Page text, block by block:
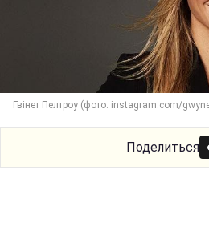
Гвінет Пелтроу (фото: instagram.com/
Поделиться